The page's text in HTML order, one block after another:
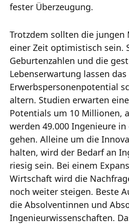
fester Überzeugung.
Trotzdem sollten die jungen
einer Zeit optimistisch sein.
Geburtenzahlen und die
Lebenserwartung lassen das
Erwerbspersonenpotential
altern. Studien erwarten
Potentials um 10 Millionen,
werden 49.000 Ingenieure in
gehen. Alleine um die
halten, wird der Bedarf an
riesig sein. Bei einem
Wirtschaft wird die
noch weiter steigen. Beste
die Absolventinnen und
Ingenieurwissenschaften.